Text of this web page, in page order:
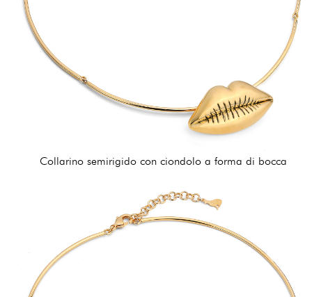
Collarino semirigido con ciondolo a forma di bocca